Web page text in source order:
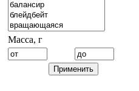
Масса, г